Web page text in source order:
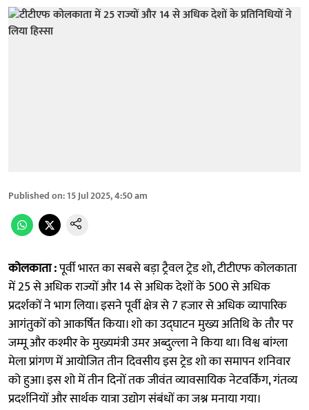
Published on:15 Jul 2025, 4:50 am
कोलकाता :पूर्वी भारत का सबसे बड़ा ट्रैवल ट्रेड शो, टीटीएफ कोलकाता
में 25 से अधिक राज्यों और 14 से अधिक देशों के 500 से अधिक
प्रदर्शकों ने भाग लिया। इसने पूर्वी क्षेत्र से 7 हजार से अधिक व्यापारिक
आगंतुकों को आकर्षित किया। शो का उद्घाटन मुख्य अतिथि के तौर पर
जम्मू और कश्मीर के मुख्यमंत्री उमर अब्दुल्ला ने किया था। विश्व बांग्ला
मेला प्रांगण में आयोजित तीन दिवसीय इस ट्रेड शो का समापन शनिवार
को हुआ। इस शो में तीन दिनों तक जीवंत व्यावसायिक नेटवर्किंग, गंतव्य
प्रदर्शनियों और सार्थक यात्रा उद्योग संबंधों का जश्न मनाया गया।